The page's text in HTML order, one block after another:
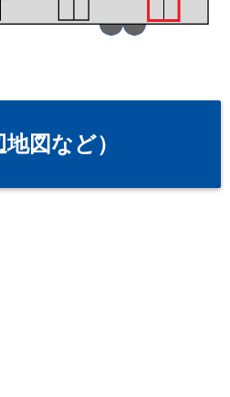
図など）